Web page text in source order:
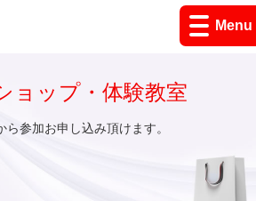
Menu
ョップ・体験教室
ら参加お申し込み頂けます。